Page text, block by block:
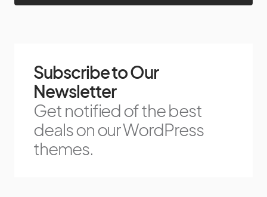
Subscribe to Our
Newsletter
Get notified of the best
deals on our WordPress
themes.